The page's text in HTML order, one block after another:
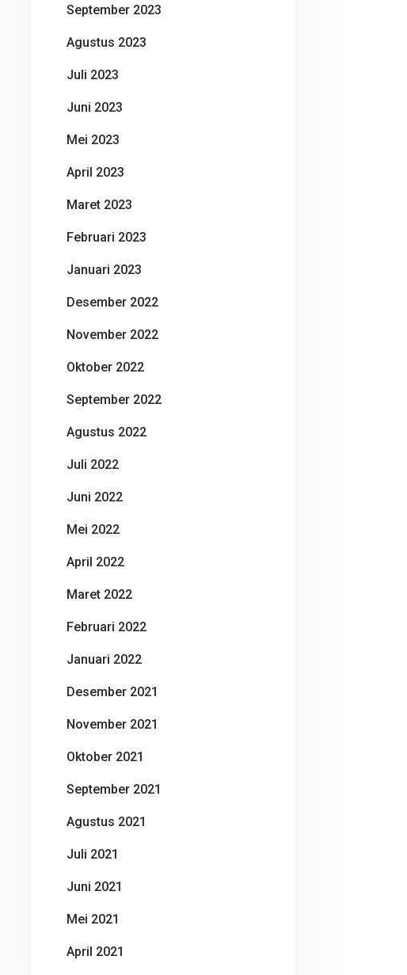
September 2023
Agustus 2023
Juli 2023
Juni 2023
Mei 2023
April 2023
Maret 2023
Februari 2023
Januari 2023
Desember 2022
November 2022
Oktober 2022
September 2022
Agustus 2022
Juli 2022
Juni 2022
Mei 2022
April 2022
Maret 2022
Februari 2022
Januari 2022
Desember 2021
November 2021
Oktober 2021
September 2021
Agustus 2021
Juli 2021
Juni 2021
Mei 2021
April 2021